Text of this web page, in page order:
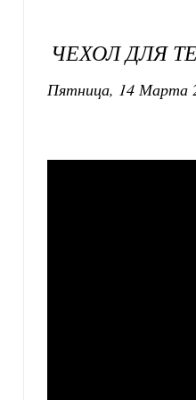
ЧЕХОЛ ДЛЯ
Пятница, 14 Марта